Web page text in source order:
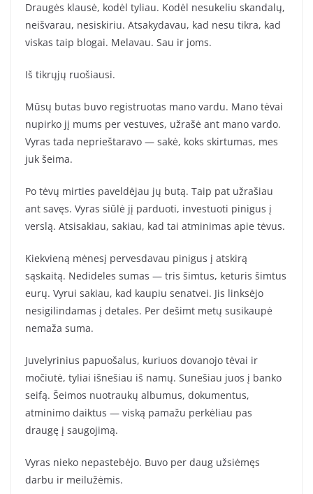
Draugės klausė, kodėl tyliau. Kodėl nesukeliu skandalų,
neišvarau, nesiskiriu. Atsakydavau, kad nesu tikra, kad
viskas taip blogai. Melavau. Sau ir joms.
Iš tikrųjų ruošiausi.
Mūsų butas buvo registruotas mano vardu. Mano tėvai
nupirko jį mums per vestuves, užrašė ant mano vardo.
Vyras tada neprieštaravo — sakė, koks skirtumas, mes
juk šeima.
Po tėvų mirties paveldėjau jų butą. Taip pat užrašiau
ant savęs. Vyras siūlė jį parduoti, investuoti pinigus į
verslą. Atsisakiau, sakiau, kad tai atminimas apie tėvus.
Kiekvieną mėnesį pervesdavau pinigus į atskirą
sąskaitą. Nedideles sumas — tris šimtus, keturis šimtus
eurų. Vyrui sakiau, kad kaupiu senatvei. Jis linksėjo
nesigilindamas į detales. Per dešimt metų susikaupė
nemaža suma.
Juvelyrinius papuošalus, kuriuos dovanojo tėvai ir
močiutė, tyliai išnešiau iš namų. Sunešiau juos į banko
seifą. Šeimos nuotraukų albumus, dokumentus,
atminimo daiktus — viską pamažu perkėliau pas
draugę į saugojimą.
Vyras nieko nepastebėjo. Buvo per daug užsiėmęs
darbu ir meilužėmis.